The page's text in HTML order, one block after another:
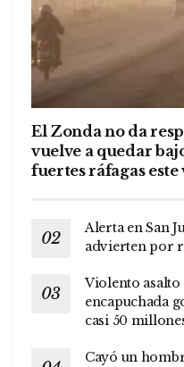
El Zonda no da
vuelve a quedar
fuertes ráfagas este
Alerta en San
advierten por
Violento asalto
encapuchada
casi 50
Cayó un